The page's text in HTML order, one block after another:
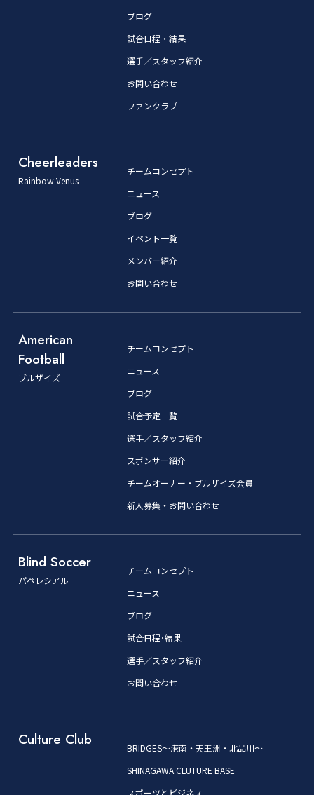
ブログ
試合日程・結果
選手／スタッフ紹介
お問い合わせ
ファンクラブ
Cheerleaders
Rainbow Venus
チームコンセプト
ニュース
ブログ
イベント一覧
メンバー紹介
お問い合わせ
American
Football
ブルザイズ
チームコンセプト
ニュース
ブログ
試合予定一覧
選手／スタッフ紹介
スポンサー紹介
チームオーナー・ブルザイズ会員
新人募集・お問い合わせ
Blind Soccer
パペレシアル
チームコンセプト
ニュース
ブログ
試合日程･結果
選手／スタッフ紹介
お問い合わせ
Culture Club
BRIDGES～港南・天王洲・北品川～
SHINAGAWA CLUTURE BASE
スポーツとビジネス